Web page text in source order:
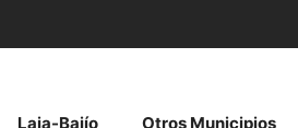
Laja-Bajío Otros Municipios